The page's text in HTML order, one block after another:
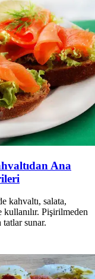
Ana
kahvaltı, salata,
kullanılır. Pişirilmeden
sunar.